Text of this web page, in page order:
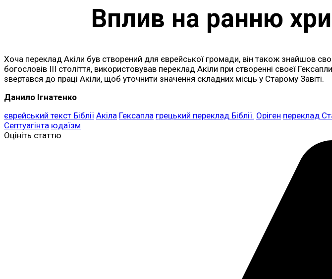
Вплив на ранню
Хоча переклад Акіли був створений для єврейської громади, він також знайшов
богословів III століття, використовував переклад Акіли при створенні своєї
звертався до праці Акіли, щоб уточнити значення складних місць у Старому Завіті.
Данило Ігнатенко
єврейський текст Біблії Акіла Гексапла грецький переклад Біблії. Оріген переклад
Септуагінта юдаїзм
Оцініть статтю